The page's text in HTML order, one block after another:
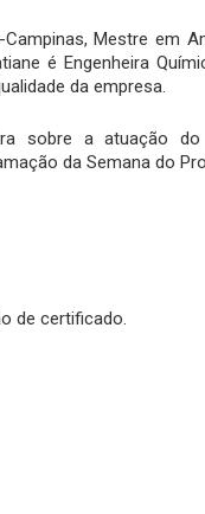
Mestre em
é Engenheira
da empresa.
sobre a atuação
da Semana do
de certificado.